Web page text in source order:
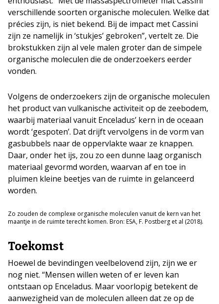
verschillende soorten organische moleculen. Welke dat
précies zijn, is niet bekend. Bij de impact met Cassini
zijn ze namelijk in ‘stukjes’ gebroken”, vertelt ze. Die
brokstukken zijn al vele malen groter dan de simpele
organische moleculen die de onderzoekers eerder
vonden.
Volgens de onderzoekers zijn de organische moleculen
het product van vulkanische activiteit op de zeebodem,
waarbij materiaal vanuit Enceladus’ kern in de oceaan
wordt ‘gespoten’. Dat drijft vervolgens in de vorm van
gasbubbels naar de oppervlakte waar ze knappen.
Daar, onder het ijs, zou zo een dunne laag organisch
materiaal gevormd worden, waarvan af en toe in
pluimen kleine beetjes van de ruimte in gelanceerd
worden.
Zo zouden de complexe organische moleculen vanuit de kern van het
maantje in de ruimte terecht komen. Bron: ESA, F. Postberg et al (2018).
Toekomst
Hoewel de bevindingen veelbelovend zijn, zijn we er
nog niet. “Mensen willen weten of er leven kan
ontstaan op Enceladus. Maar voorlopig betekent de
aanwezigheid van de moleculen alleen dat ze op de